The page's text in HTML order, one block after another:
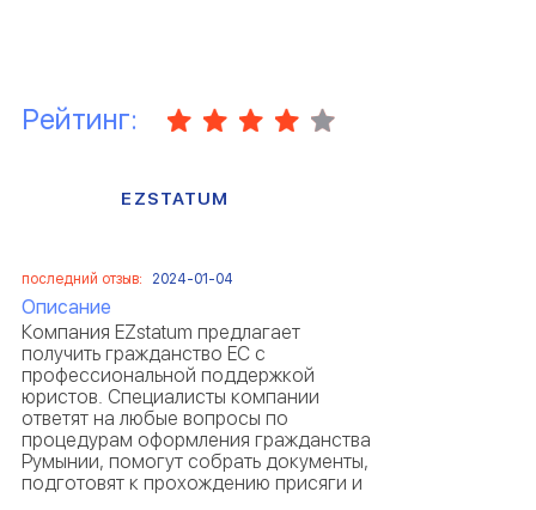
Рейтинг:
EZSTATUM
последний отзыв: 2024-01-04
Описание
Компания EZstatum предлагает
получить гражданство ЕС с
профессиональной поддержкой
юристов. Специалисты компании
ответят на любые вопросы по
процедурам оформления гражданства
Румынии, помогут собрать документы,
подготовят к прохождению присяги и